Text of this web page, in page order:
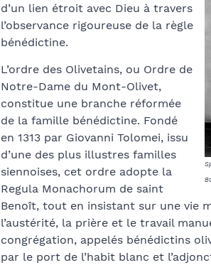
d’un lien étroit avec Dieu à travers
l’observance rigoureuse de la règle
bénédictine.
L’ordre des Olivetains, ou Ordre de
Notre-Dame du Mont-Olivet,
constitue une branche réformée
de la famille bénédictine. Fondé
en 1313 par Giovanni Tolomei, issu
d’une des plus illustres familles
siennoises, cet ordre adopte la
Regula Monachorum de saint
Benoît, tout en insistant sur une vie
l’austérité, la prière et le travail
congrégation, appelés bénédictins
par le port de l’habit blanc et